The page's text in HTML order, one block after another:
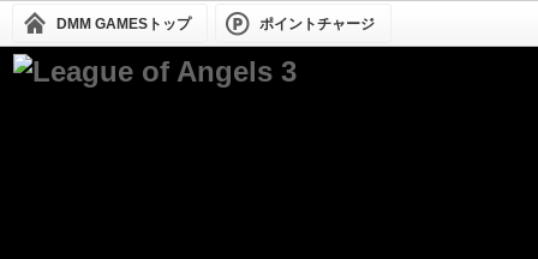
DMM GAMESトップ ポイントチャージ